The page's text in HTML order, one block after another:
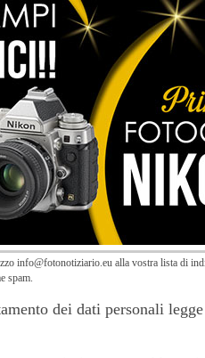
info@fotonotiziario.eu alla vostra lista di
spam.
dei dati personali